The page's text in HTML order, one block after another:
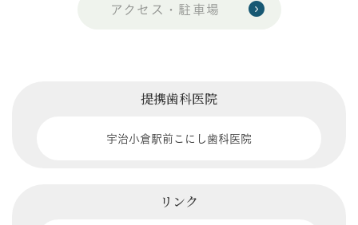
アクセス・駐車場
提携歯科医院
宇治小倉駅前こにし歯科医院
リンク